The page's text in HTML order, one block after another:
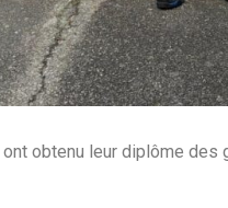
obtenu leur diplôme